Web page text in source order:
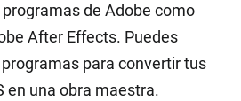
de Adobe como
After Effects. Puedes
para convertir tus
en una obra maestra.